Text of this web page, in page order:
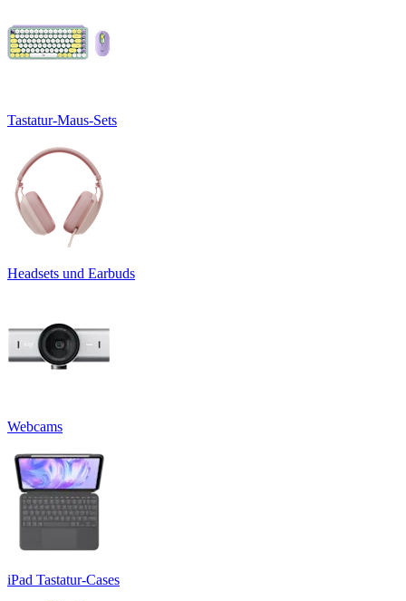
Tastatur-Maus-Sets
Headsets und Earbuds
Webcams
iPad Tastatur-Cases